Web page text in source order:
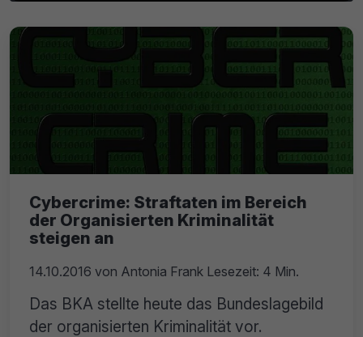
Cybercrime: Straftaten im Bereich
der Organisierten Kriminalität
steigen an
14.10.2016 von Antonia Frank Lesezeit: 4 Min.
Das BKA stellte heute das Bundeslagebild
der organisierten Kriminalität vor.